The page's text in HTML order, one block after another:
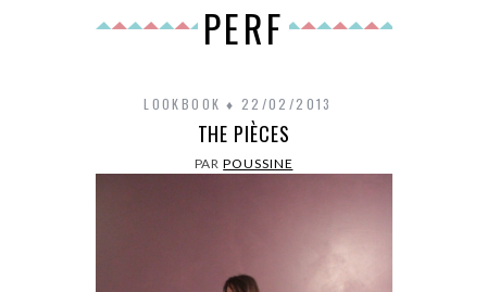
PERF
LOOKBOOK 22/02/2013
THE PIÈCES
PARPOUSSINE